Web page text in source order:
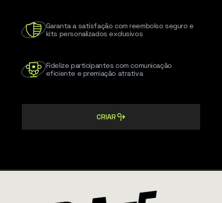
Garanta a satisfação com reembolso seguro e
kits personalizados exclusivos
Fidelize participantes com comunicação
eficiente e premiação atrativa
CRIAR